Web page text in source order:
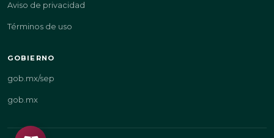
Aviso de privacidad
Términos de uso
GOBIERNO
gob.mx/sep
gob.mx